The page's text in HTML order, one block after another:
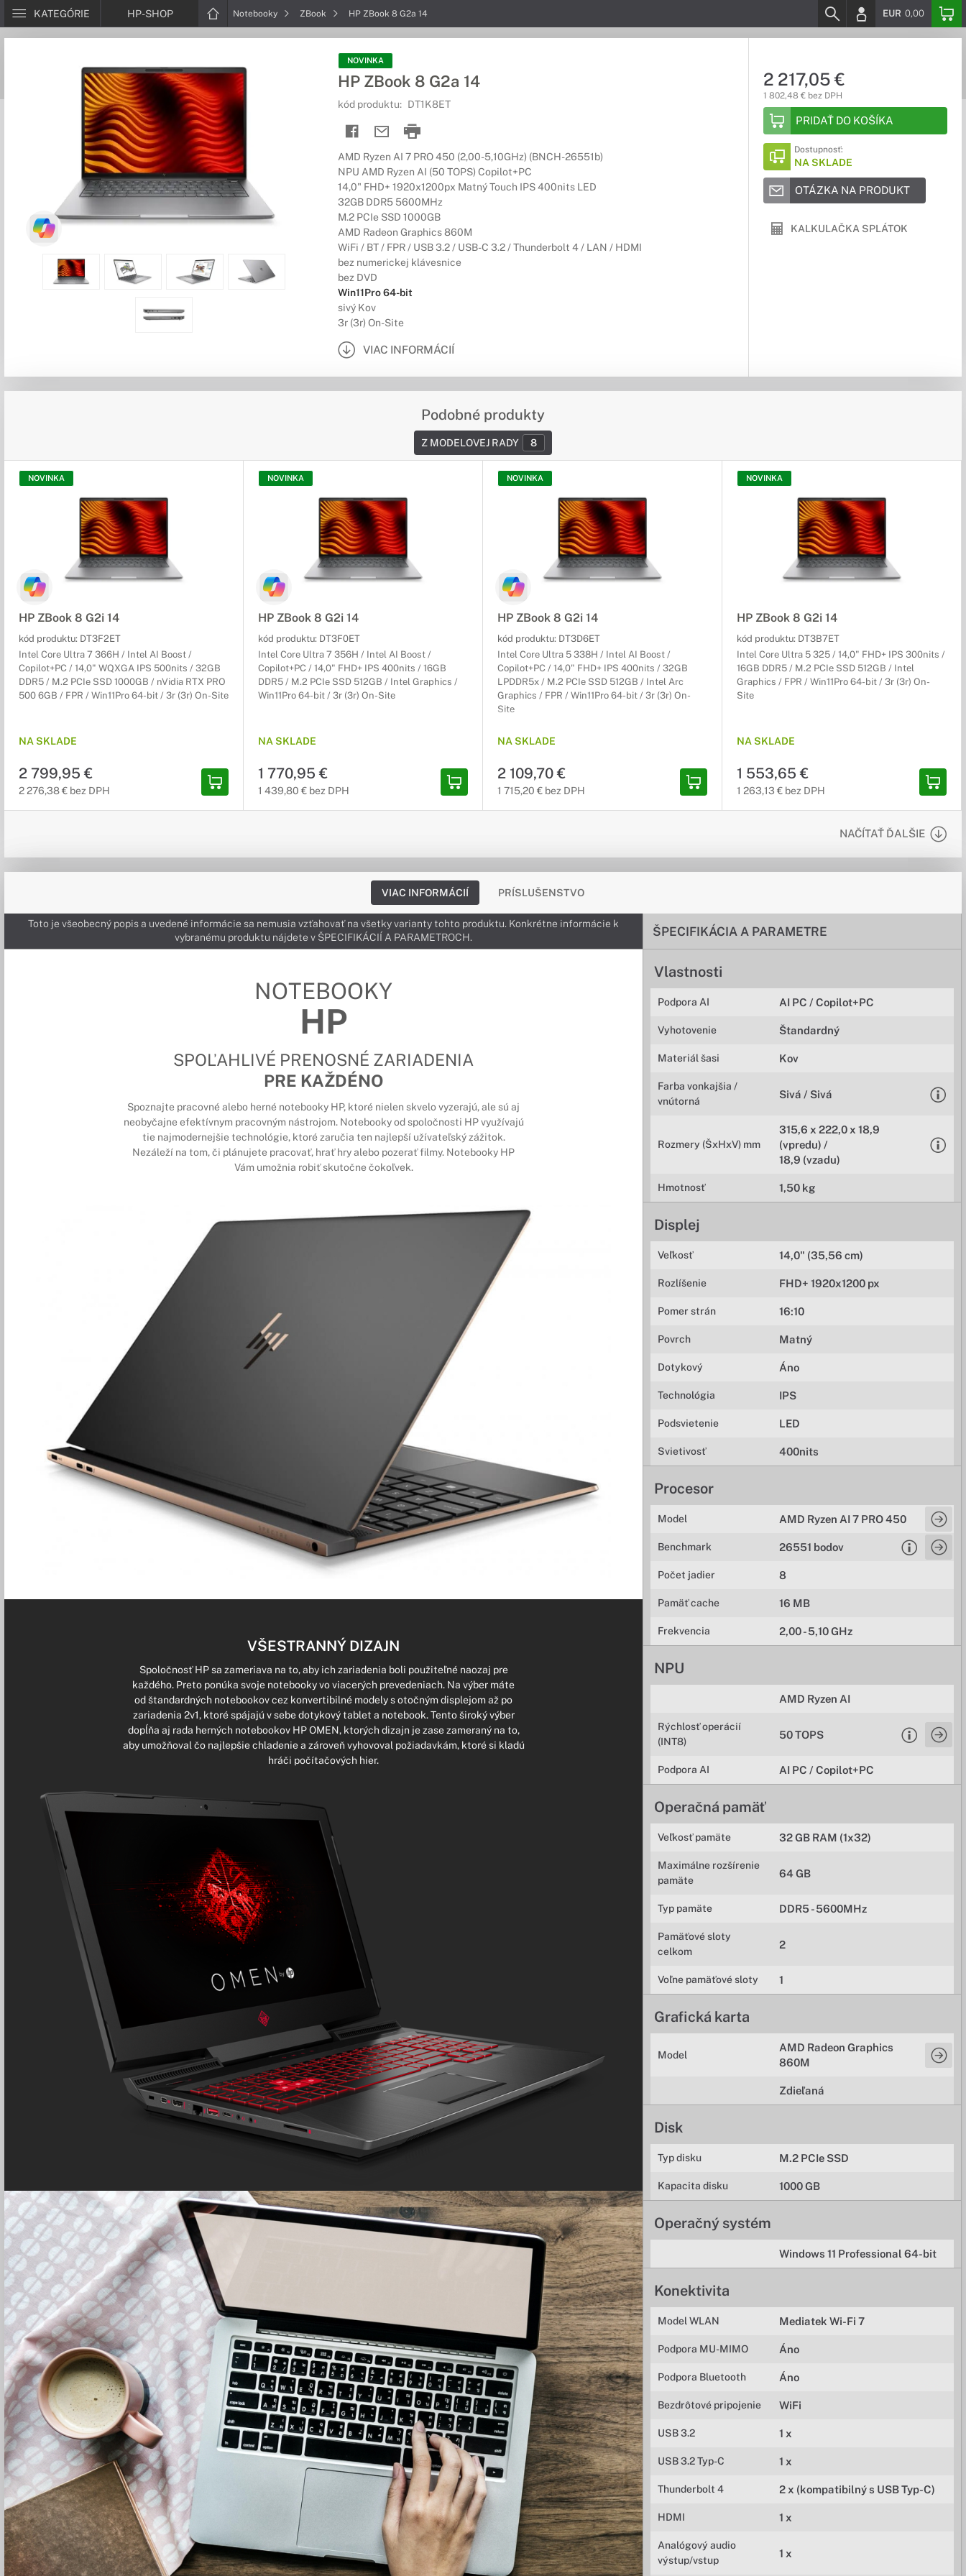
KATEGÓRIE HP-SHOP Notebooky ZBook HP ZBook 8 G2a 14 EUR 0,00
NOVINKA
HP ZBook 8 G2a 14
kód produktu: DT1K8ET
AMD Ryzen AI 7 PRO 450 (2,00-5,10GHz) (BNCH-26551b)
NPU AMD Ryzen AI (50 TOPS) Copilot+PC
14,0" FHD+ 1920x1200px Matný Touch IPS 400nits LED
32GB DDR5 5600MHz
M.2 PCIe SSD 1000GB
AMD Radeon Graphics 860M
WiFi / BT / FPR / USB 3.2 / USB-C 3.2 / Thunderbolt 4 / LAN / HDMI
bez numerickej klávesnice
bez DVD
Win11Pro 64-bit
sivý Kov
3r (3r) On-Site
VIAC INFORMÁCIÍ
2 217,05 €
1 802,48 € bez DPH
PRIDAŤ DO KOŠÍKA
Dostupnosť:
NA SKLADE
OTÁZKA NA PRODUKT
KALKULAČKA SPLÁTOK
Podobné produkty
Z MODELOVEJ RADY 8
NOVINKA
HP ZBook 8 G2i 14
kód produktu: DT3F2ET
Intel Core Ultra 7 366H / Intel AI Boost /
Copilot+PC / 14,0" WQXGA IPS 500nits / 32GB
DDR5 / M.2 PCIe SSD 1000GB / nVidia RTX PRO
500 6GB / FPR / Win11Pro 64-bit / 3r (3r) On-Site
NA SKLADE
2 799,95 €
2 276,38 € bez DPH
NOVINKA
HP ZBook 8 G2i 14
kód produktu: DT3F0ET
Intel Core Ultra 7 356H / Intel AI Boost /
Copilot+PC / 14,0" FHD+ IPS 400nits / 16GB
DDR5 / M.2 PCIe SSD 512GB / Intel Graphics /
Win11Pro 64-bit / 3r (3r) On-Site
NA SKLADE
1 770,95 €
1 439,80 € bez DPH
NOVINKA
HP ZBook 8 G2i 14
kód produktu: DT3D6ET
Intel Core Ultra 5 338H / Intel AI Boost /
Copilot+PC / 14,0" FHD+ IPS 400nits / 32GB
LPDDR5x / M.2 PCIe SSD 512GB / Intel Arc
Graphics / FPR / Win11Pro 64-bit / 3r (3r) On-
Site
NA SKLADE
2 109,70 €
1 715,20 € bez DPH
NOVINKA
HP ZBook 8 G2i 14
kód produktu: DT3B7ET
Intel Core Ultra 5 325 / 14,0" FHD+ IPS 300nits /
16GB DDR5 / M.2 PCIe SSD 512GB / Intel
Graphics / FPR / Win11Pro 64-bit / 3r (3r) On-
Site
NA SKLADE
1 553,65 €
1 263,13 € bez DPH
NAČÍTAŤ ĎALŠIE
VIAC INFORMÁCIÍ PRÍSLUŠENSTVO
ŠPECIFIKÁCIA A PARAMETRE
Vlastnosti
Podpora AI AI PC / Copilot+PC
Vyhotovenie Štandardný
Materiál šasi Kov
Farba vonkajšia /
vnútorná
Sivá / Sivá
Rozmery (ŠxHxV) mm
315,6 x 222,0 x 18,9
(vpredu) /
18,9 (vzadu)
Hmotnosť 1,50 kg
Displej
Veľkosť 14,0" (35,56 cm)
Rozlíšenie FHD+ 1920x1200 px
Pomer strán 16:10
Povrch Matný
Dotykový Áno
Technológia IPS
Podsvietenie LED
Svietivosť 400nits
Procesor
Model AMD Ryzen AI 7 PRO 450
Benchmark 26551 bodov
Počet jadier 8
Pamäť cache 16 MB
Frekvencia 2,00 - 5,10 GHz
NPU
AMD Ryzen AI
Rýchlosť operácií
(INT8)
50 TOPS
Podpora AI AI PC / Copilot+PC
Operačná pamäť
Veľkosť pamäte 32 GB RAM (1x32)
Maximálne rozšírenie
pamäte
64 GB
Typ pamäte DDR5 - 5600MHz
Pamäťové sloty
celkom
2
Voľne pamäťové sloty 1
Grafická karta
Model
AMD Radeon Graphics
860M
Zdieľaná
Disk
Typ disku M.2 PCIe SSD
Kapacita disku 1000 GB
Operačný systém
Windows 11 Professional 64-bit
Konektivita
Model WLAN Mediatek Wi-Fi 7
Podpora MU-MIMO Áno
Podpora Bluetooth Áno
Bezdrôtové pripojenie WiFi
USB 3.2 1 x
USB 3.2 Typ-C 1 x
Thunderbolt 4 2 x (kompatibilný s USB Typ-C)
HDMI 1 x
Analógový audio
výstup/vstup
1 x
Toto je všeobecný popis a uvedené informácie sa nemusia vzťahovať na všetky varianty tohto produktu. Konkrétne informácie k
vybranému produktu nájdete v ŠPECIFIKÁCIÍ A PARAMETROCH.
NOTEBOOKY
HP
SPOĽAHLIVÉ PRENOSNÉ ZARIADENIA
PRE KAŽDÉNO
Spoznajte pracovné alebo herné notebooky HP, ktoré nielen skvelo vyzerajú, ale sú aj
neobyčajne efektívnym pracovným nástrojom. Notebooky od spoločnosti HP využívajú
tie najmodernejšie technológie, ktoré zaručia ten najlepší užívateľský zážitok.
Nezáleží na tom, či plánujete pracovať, hrať hry alebo pozerať filmy. Notebooky HP
Vám umožnia robiť skutočne čokoľvek.
VŠESTRANNÝ DIZAJN
Spoločnosť HP sa zameriava na to, aby ich zariadenia boli použiteľné naozaj pre
každého. Preto ponúka svoje notebooky vo viacerých prevedeniach. Na výber máte
od štandardných notebookov cez konvertibilné modely s otočným displejom až po
zariadenia 2v1, ktoré spájajú v sebe dotykový tablet a notebook. Tento široký výber
dopĺňa aj rada herných notebookov HP OMEN, ktorých dizajn je zase zameraný na to,
aby umožňoval čo najlepšie chladenie a zároveň vyhovoval požiadavkám, ktoré si kladú
hráči počítačových hier.